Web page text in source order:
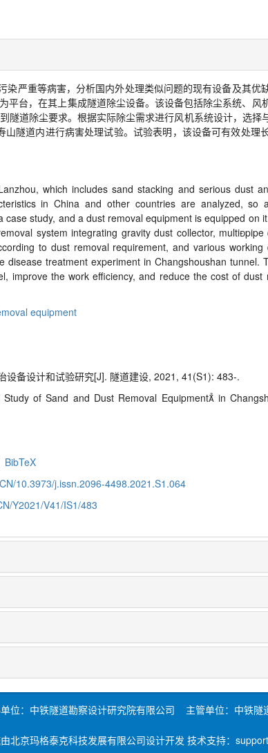
严重等病害，分析国内外处理类似问题的现有设备及其优
平台，在其上集成隧道除尘设备。该设备包括除尘系统、
隧道除尘要求。根据实际除尘需求进行风机系统设计，选
隧道内进行病害处理试验。试验表明，该设备可有效处理
which includes sand stacking and serious dust
in China and other countries are analyzed, so
study, and a dust removal equipment is equipped on
system integrating gravity dust collector, multipipe
to dust removal requirement, and various
disease treatment experiment in Changshoushan tunnel.
improve the work efficiency, and reduce the cost of
equipment
设备设计和试验研究[J]. 隧道建设, 2021, 41(S1): 483-.
of Sand and Dust Removal Equipmentin
BibTeX
10.3973/j.issn.2096-4498.2021.S1.064
Y2021/V41/IS1/483
位：中铁隧道勘察设计研究院有限公司 主管单位：中铁隧
北京玛格泰克科技发展有限公司设计开发 技术支持：